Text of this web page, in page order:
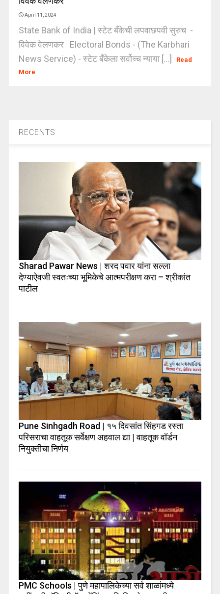
April 11, 2024
State Bank of India | स्टेट बँकेची लपवाछपवी सुरुच -
विवेक वेलणकर Electoral Bonds - (The Karbhari
News Service) - स्टेट बँकेला सर्वोच्च न्याया [...]
Read
More
RECENTS
Sharad Pawar News | शरद पवार यांना सल्ला
देण्याऐवजी स्वतःच्या भूमिकेचे आत्मपरीक्षण करा – श्रीकांत
पाटील
Pune Sinhgadh Road | १५ दिवसांत सिंहगड रस्ता
परिसराचा वाहतूक सर्वेक्षण अहवाल द्या | वाहतूक वॉर्डन
नियुक्तीचा निर्णय
PMC Schools | पुणे महापालिकेच्या सर्व शाळांमध्ये